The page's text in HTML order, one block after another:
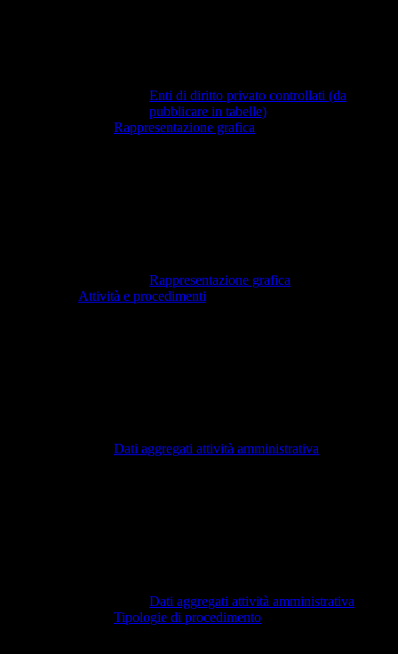
Enti di diritto privato controllati (da
pubblicare in tabelle)
Rappresentazione grafica
Rappresentazione grafica
Attività e procedimenti
Dati aggregati attività amministrativa
Dati aggregati attività amministrativa
Tipologie di procedimento